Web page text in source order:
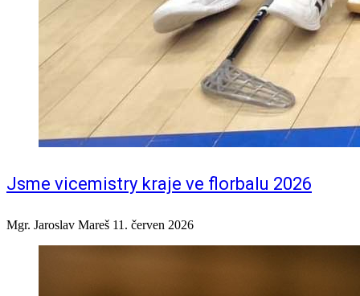
Jsme vicemistry kraje ve florbalu 2026
Mgr. Jaroslav Mareš 11. červen 2026